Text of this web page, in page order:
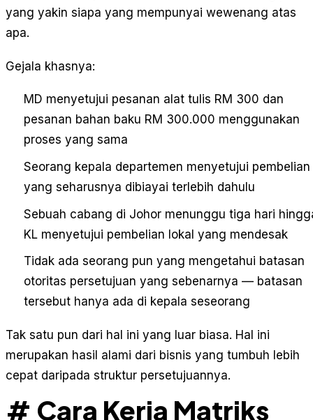
yang yakin siapa yang mempunyai wewenang atas
apa.
Gejala khasnya:
MD menyetujui pesanan alat tulis RM 300 dan
pesanan bahan baku RM 300.000 menggunakan
proses yang sama
Seorang kepala departemen menyetujui pembelian
yang seharusnya dibiayai terlebih dahulu
Sebuah cabang di Johor menunggu tiga hari
KL menyetujui pembelian lokal yang mendesak
Tidak ada seorang pun yang mengetahui batasan
otoritas persetujuan yang sebenarnya — batasan
tersebut hanya ada di kepala seseorang
Tak satu pun dari hal ini yang luar biasa. Hal ini
merupakan hasil alami dari bisnis yang tumbuh lebih
cepat daripada struktur persetujuannya.
# Cara Kerja Matriks